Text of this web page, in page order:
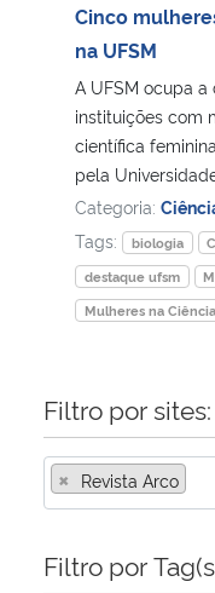
Controladoria-Geral da União
Ministério da Mulher, da
Secretaria-Geral
Secretaria de Governo
Gabinete de Segurança
Banco Central do Brasil
Planalto
Cinco
na UFSM
A UFSM ocupa
instituições com
científica
pela
Categoria:
Tags:
biologia
destaque ufsm
Mulheres na Ciência
Filtro por sites:
× Revista Arco
Filtro por